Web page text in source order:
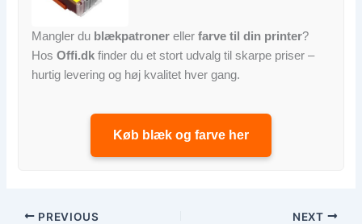
Mangler du blækpatroner ellerfarve til din printer?
HosOffi.dk finder du et stort udvalg til skarpe priser –
hurtig levering og høj kvalitet hver gang.
Køb blæk og farve her
PREVIOUS NEXT